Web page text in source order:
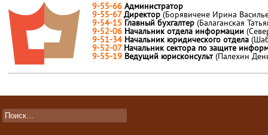
9-55-66 Администратор
9-55-67Директор(Борявичене Ирина
9-54-15 Главный бухгалтер (Балаганская
9-52-06 Начальник отдела информации
9-51-34 Начальник юридического отдела
9-52-07 Начальник сектора по защите
9-55-19 Ведущий юрисконсульт (Палехин